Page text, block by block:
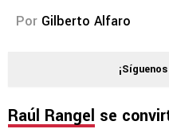
Por Gilberto Alfaro
Raúl Rangel se